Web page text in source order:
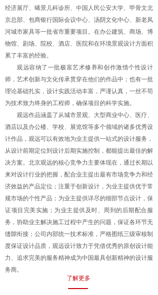
经济展厅、晞景儿科诊所、中国人民公安大学、甲骨文北
京总部、包商银行国际会议中心、汤阴文化中心、新老凤
河城市家具等一批省市重要项目。 在办公建筑、商场、博
物馆、剧场、院校、酒店、医院和在环境景观设计方面积
累了丰富的经验。
观远容纳了一批极富艺术修养和创作激情个性设计
师，艺术创新与文化传承贯穿在他们的作品中；也有一批
理论基础扎实，设计实践活动丰富，严谨认真，一丝不苟
为技术致力终身的工程师，确保项目的科学实施。
观远作品涵盖了从城市景观、大型商业中心、医疗、
酒店以及办公楼、学校、展览馆等多个领域的诸多优秀设
计作品，观远可以有效地为业主提供一站式的设计服务，
从设计前期定位到设计后期实施控制，都能提出最佳的解
决方案。北京观远的核心竞争力主要体现在，通过长期以
来对设计行业的把握，配合业主提出最有市场竞争力和经
济效益的产品定位；注重于创新设计，为业主提供优于常
规市场的个性产品；为业主提供详尽的细部节点设计，保
证项目完美实施；为业主提供及时、周到的后期配合服
务，协助业主解决施工过程中产生的问题，保证各环节无
缝隙衔接；公司内部统一技术标准，严格图纸三级审核制
度保证设计品质， 观远设计致力于凭借优秀的原创设计能
力、 追求完美的服务精神成为中国最具创新精神的设计服
务商。
了解更多